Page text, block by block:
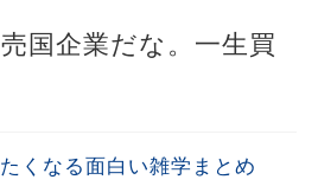
国企業だな。一生買
くなる面白い雑学まとめ